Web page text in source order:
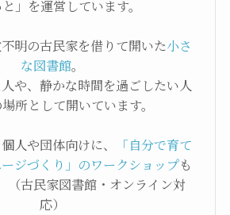
」を運営しています。
明の古民家を借りて開いた小さ
な図書館。
や、静かな時間を過ごしたい人
所として開いています。
人や団体向けに、
「自分で育て
ジづくり」のワークショップも
（古民家図書館・オンライン対
応）